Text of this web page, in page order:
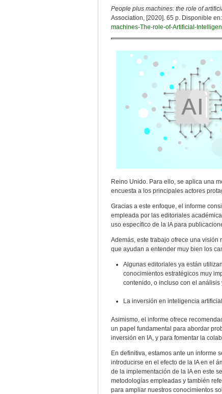
People plus machines: the role of
Association, [2020]. 65 p. Disponible
machines-The-role-of-Artificial-
Reino Unido. Para ello, se aplica una
encuesta a los principales actores
Gracias a este enfoque, el informe
empleada por las editoriales
uso específico de la IA para
Además, este trabajo ofrece una
que ayudan a entender muy bien los
Algunas editoriales ya están
conocimientos estratégicos muy
contenido, o incluso con el
La inversión en inteligencia
Asimismo, el informe ofrece
un papel fundamental para abordar
inversión en IA, y para fomentar la
En definitiva, estamos ante un informe
introducirse en el efecto de la IA en el
de la implementación de la IA en este
metodologías empleadas y también
para ampliar nuestros conocimientos